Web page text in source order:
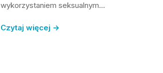
wykorzystaniem seksualnym…
Czytaj więcej →